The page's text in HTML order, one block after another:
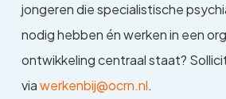
jongeren die specialistische
nodig hebben én werken in een
ontwikkeling centraal staat?
viawerkenbij@ocrn.nl.